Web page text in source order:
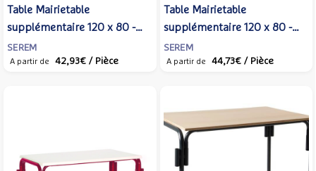
Table Mairietable
supplémentaire 120 x 80 -
Plateau multiplis, coloris
piètement variable
SEREM
A partir de 42,93€ / Pièce
Table Mairietable
supplémentaire 120 x 80 -
Coloris plateau mélaminé et
piètement variables
SEREM
A partir de 44,73€ / Pièce